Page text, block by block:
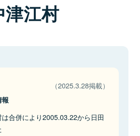
津江村
（2025.3.28掲載）
合併により2005.03.22から日田